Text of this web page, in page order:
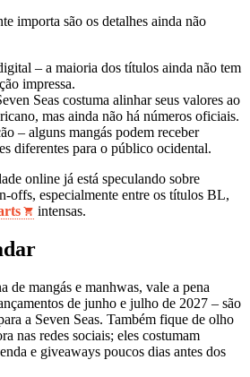
importa são os detalhes ainda não
– a maioria dos títulos ainda não tem
impressa.
Seas costuma alinhar seus valores ao
mas ainda não há números oficiais.
– alguns mangás podem receber
diferentes para o público ocidental.
online já está speculando sobre
especialmente entre os títulos BL,
intensas.
de mangás e manhwas, vale a pena
de junho e julho de 2027 – são
a Seven Seas. Também fique de olho
nas redes sociais; eles costumam
e giveaways poucos dias antes dos